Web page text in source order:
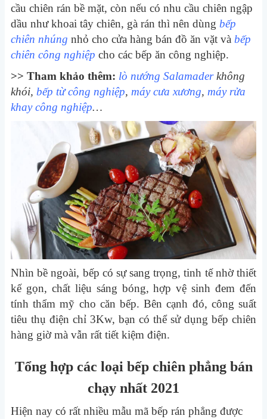
cầu chiên rán bề mặt, còn nếu có nhu cầu chiên ngập
dầu như khoai tây chiên, gà rán thì nên dùng bếp
chiên nhúng nhỏ cho cửa hàng bán đồ ăn vặt và bếp
chiên công nghiệp cho các bếp ăn công nghiệp.
>> Tham khảo thêm: lò nướng Salamaderkhông
khói, bếp từ công nghiệp, máy cưa xương, máy rửa
khay công nghiệp…
Nhìn bề ngoài, bếp có sự sang trọng, tinh tế nhờ thiết
kế gọn, chất liệu sáng bóng, hợp vệ sinh đem đến
tính thẩm mỹ cho căn bếp. Bên cạnh đó, công suất
tiêu thụ điện chỉ 3Kw, bạn có thể sử dụng bếp chiên
hàng giờ mà vẫn rất tiết kiệm điện.
Tổng hợp các loại bếp chiên phẳng bán
chạy nhất 2021
Hiện nay có rất nhiều mẫu mã bếp rán phẳng được